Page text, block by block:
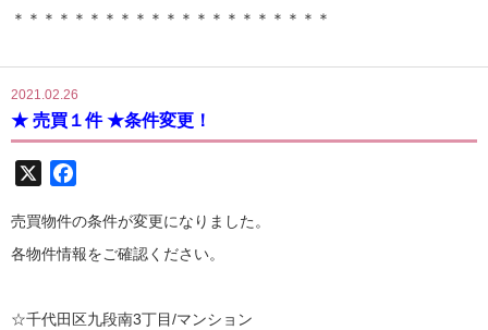
＊＊＊＊＊＊＊＊＊＊＊＊＊＊＊＊＊＊＊＊＊
2021.02.26
★ 売買１件 ★条件変更！
売買物件の条件が変更になりました。
各物件情報をご確認ください。
☆千代田区九段南3丁目/マンション